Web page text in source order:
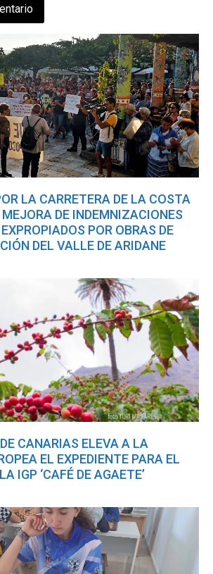
LA CARRETERA DE LA COSTA
DE INDEMNIZACIONES
POR OBRAS DE
DEL VALLE DE ARIDANE
CANARIAS ELEVA A LA
EL EXPEDIENTE PARA EL
IGP ‘CAFÉ DE AGAETE’